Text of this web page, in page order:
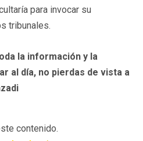
para invocar su
tribunales.
la información y la
al día, no pierdas de vista a
contenido.